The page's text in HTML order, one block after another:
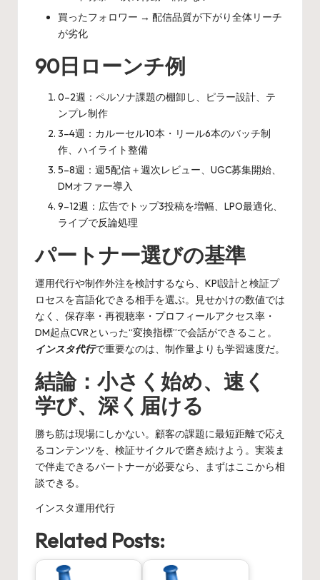
買ったフォロワー → 配信品質が下がり全体リーチ
が劣化
90日ローンチ例
0–2週：ペルソナ課題の棚卸し、ピラー設計、テ
ンプレ制作
3–4週：カルーセル10本・リール6本のバッチ制
作、ハイライト整備
5–8週：週5配信＋週次レビュー、UGC募集開始、
DMオファー導入
9–12週：広告でトップ3投稿を増幅、LPO最適化、
ライブで反論処理
パートナー選びの基準
運用代行や制作外注を検討するなら、KPI設計と検証プ
ロセスを言語化できる相手を選ぶ。見せかけの数値では
なく、保存率・再視聴率・プロフィールアクセス率・
DM起点CVRといった“変換指標”で会話ができること。
インスタ代行で重要なのは、制作量よりも学習速度だ。
結論：小さく始め、速く
学び、深く届ける
勝ち筋は現場にしかない。顧客の課題に最短距離で応え
るコンテンツを、検証サイクルで磨き続けよう。実装ま
で伴走できるパートナーが必要なら、まずはここから相
談できる。
インスタ運用代行
Related Posts: